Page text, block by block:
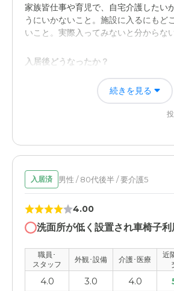
介護医療サービスについて
自分にはよく解りませんが、施設も増
近隣環境や交通アクセスについて
入居者本人は施設のサービスが有るよ
いと思います。尋ねる者は車が無いと
家族皆仕事や育児で、自宅介護したい
うにいかないこと。施設に入るにもど
いこと。実際入ってみないと分からない
入居後どうなったか？
施設でのコンタクトやどんな風に過ご
報告がない。こちらが聞かないと言わ
る。連絡もしにくかった。
職員・スタッフ・他入居者の雰囲気に
職員に活気がなく、気が利かない。言
てこない。流れ作業してるように見え
外観・内装・居室・設備について
リハビリが整っていない為。リハビリ
際はリハビリをしていないと知る。
続きを見る
入居済 男性 / 80代後半 / 要介護5
4.00
洗面所が低く設置され車椅子
職員･
スタッフ
外観･設備 介護･医療
近
4.0 3.0 4.0